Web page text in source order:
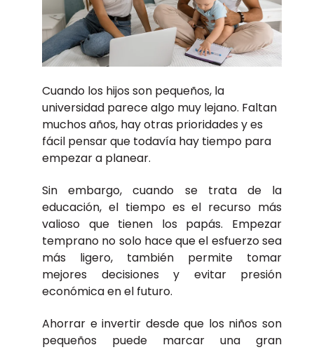
Cuando los hijos son pequeños, la
universidad parece algo muy lejano. Faltan
muchos años, hay otras prioridades y es
fácil pensar que todavía hay tiempo para
empezar a planear.
Sin embargo, cuando se trata de la
educación, el tiempo es el recurso más
valioso que tienen los papás. Empezar
temprano no solo hace que el esfuerzo sea
más ligero, también permite tomar
mejores decisiones y evitar presión
económica en el futuro.
Ahorrar e invertir desde que los niños son
pequeños puede marcar una gran